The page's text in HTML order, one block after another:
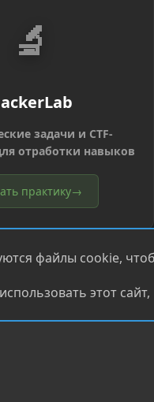
🔬
задачи и CTF-
отработки навыков
практику→
® © 2010-2026 XenForo Ltd.
файлы cookie,
этот